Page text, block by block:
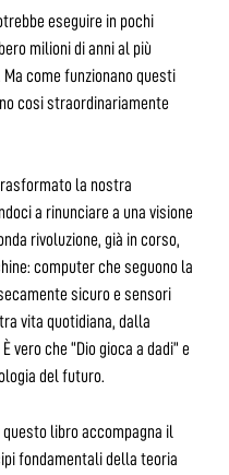
eseguire in pochi
milioni di anni al più
come funzionano questi
cosi straordinariamente
la nostra
a rinunciare a una visione
rivoluzione, già in corso,
computer che seguono la
sicuro e sensori
vita quotidiana, dalla
vero che “Dio gioca a dadi” e
del futuro.
libro accompagna il
fondamentali della teoria